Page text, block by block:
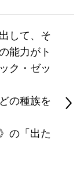
して、そ
能力がト
ク・ゼッ
の種族を
の「出た